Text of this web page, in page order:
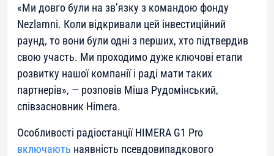
«Ми довго були на зв’язку з командою фонду
Nezlamni. Коли відкривали цей інвестиційний
раунд, то вони були одні з перших, хто підтвердив
свою участь. Ми проходимо дуже ключові етапи
розвитку нашої компанії і раді мати таких
партнерів», — розповів Міша Рудомінський,
співзасновник Himera.
Особливості радіостанції HIMERA G1 Pro
включають наявність псевдовипадкового